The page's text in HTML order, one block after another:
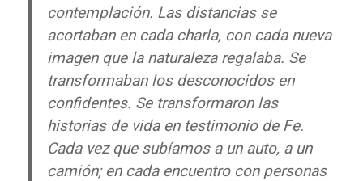
contemplación. Las distancias se
acortaban en cada charla, con cada nueva
imagen que la naturaleza regalaba. Se
transformaban los desconocidos en
confidentes. Se transformaron las
historias de vida en testimonio de Fe.
Cada vez que subíamos a un auto, a un
camión; en cada encuentro con personas